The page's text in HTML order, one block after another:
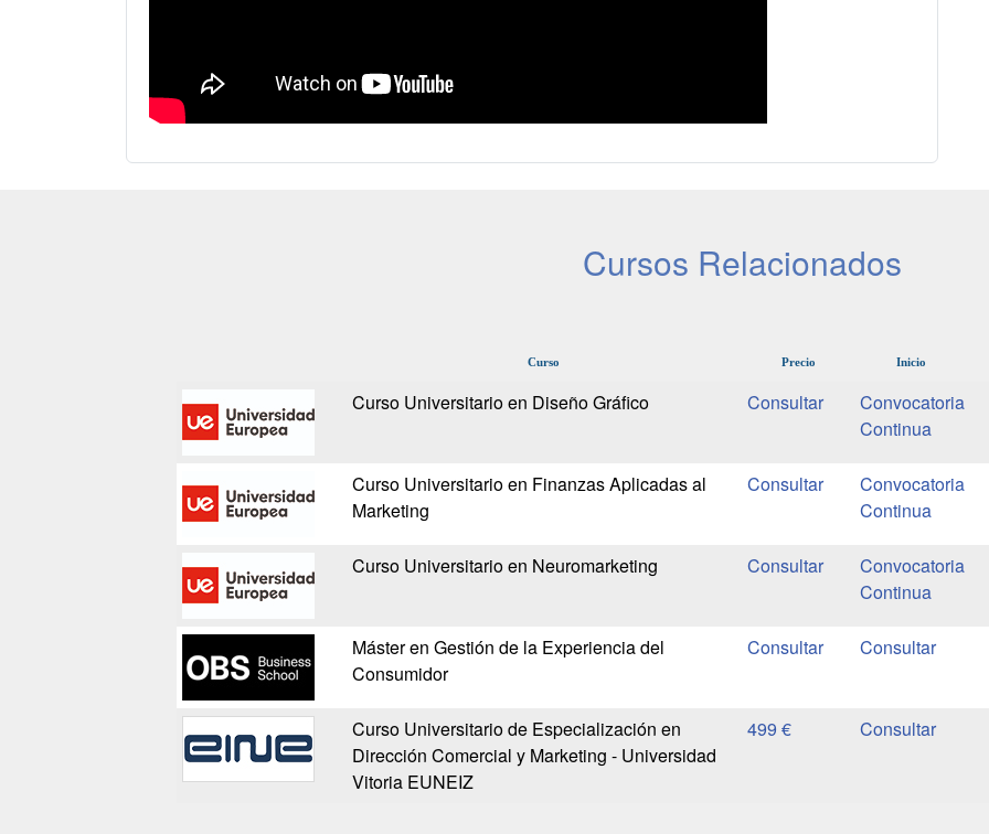
Cursos Relacionados
Curso Precio Inicio
Curso Universitario en Diseño Gráfico
Convocatoria
Continua
Curso Universitario en Finanzas Aplicadas al
Marketing
Convocatoria
Continua
Curso Universitario en Neuromarketing
Convocatoria
Continua
Máster en Gestión de la Experiencia del
Consumidor
Curso Universitario de Especialización en
Dirección Comercial y Marketing - Universidad
Vitoria EUNEIZ
499 €